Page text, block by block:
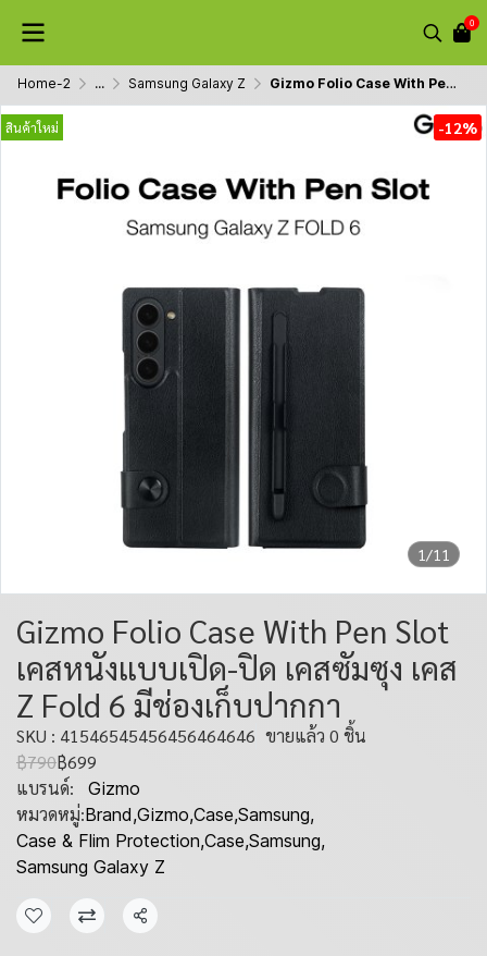
0
Home-2 ... Samsung Galaxy Z Gizmo Folio Case With Pen Slot เคสหนังแบบเปิด-ปิด เคสซัมซุง เคส Z Fold 6 มีช่องเก็บปากกา
1/11
สินค้าใหม่ -12%
Gizmo Folio Case With Pen Slot
เคสหนังแบบเปิด-ปิด เคสซัมซุง เคส
Z Fold 6 มีช่องเก็บปากกา
SKU : 41546545456456464646 ขายแล้ว 0 ชิ้น
฿790฿699
แบรนด์:
Gizmo
หมวดหมู่:Brand,Gizmo,Case,Samsung,
Case & Flim Protection,Case,Samsung,
Samsung Galaxy Z
แชร์